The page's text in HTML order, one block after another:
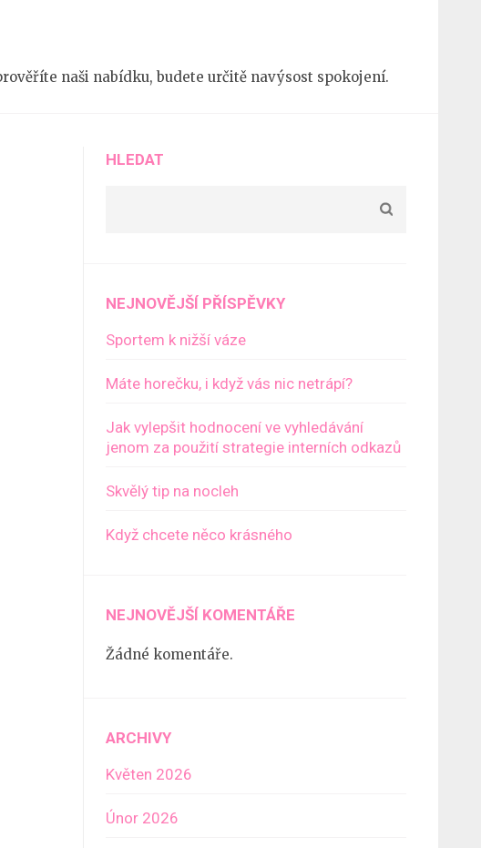
naši nabídku, budete určitě navýsost spokojení.
HLEDAT
NEJNOVĚJŠÍ PŘÍSPĚVKY
Sportem k nižší váze
Máte horečku, i když vás nic netrápí?
Jak vylepšit hodnocení ve vyhledávání
jenom za použití strategie interních odkazů
Skvělý tip na nocleh
Když chcete něco krásného
NEJNOVĚJŠÍ KOMENTÁŘE
Žádné komentáře.
ARCHIVY
Květen 2026
Únor 2026